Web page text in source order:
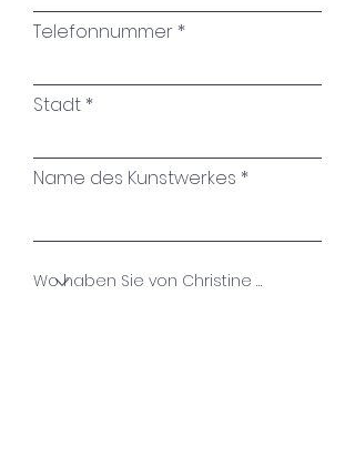
Telefonnummer
Stadt
Name des Kunstwerkes